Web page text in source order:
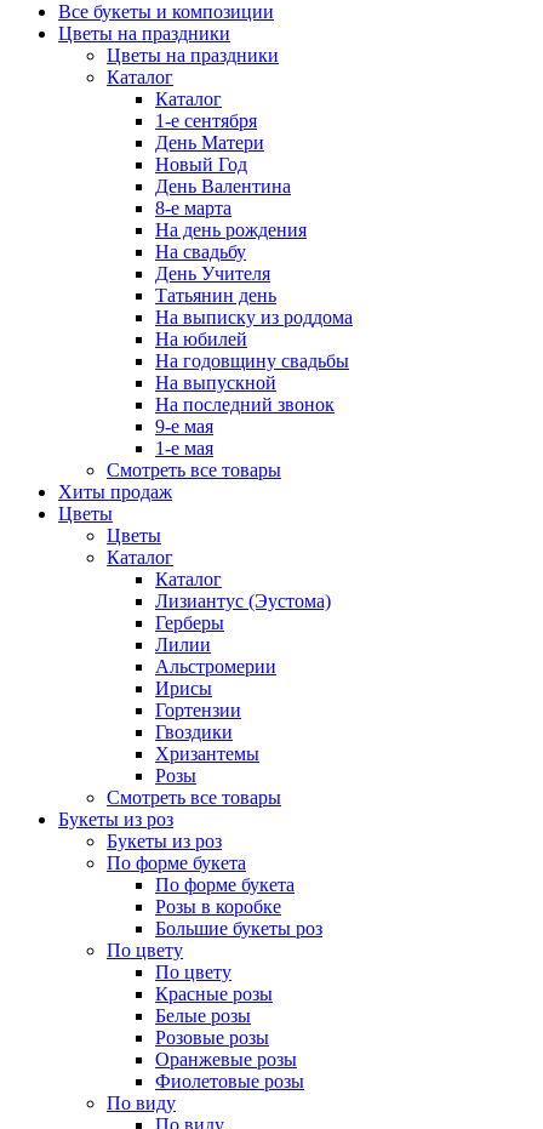
Все букеты и композиции
Цветы на праздники
Цветы на праздники
Каталог
Каталог
1-е сентября
День Матери
Новый Год
День Валентина
8-е марта
На день рождения
На свадьбу
День Учителя
Татьянин день
На выписку из роддома
На юбилей
На годовщину свадьбы
На выпускной
На последний звонок
9-е мая
1-е мая
Смотреть все товары
Хиты продаж
Цветы
Цветы
Каталог
Каталог
Лизиантус (Эустома)
Герберы
Лилии
Альстромерии
Ирисы
Гортензии
Гвоздики
Хризантемы
Розы
Смотреть все товары
Букеты из роз
Букеты из роз
По форме букета
По форме букета
Розы в коробке
Большие букеты роз
По цвету
По цвету
Красные розы
Белые розы
Розовые розы
Оранжевые розы
Фиолетовые розы
По виду